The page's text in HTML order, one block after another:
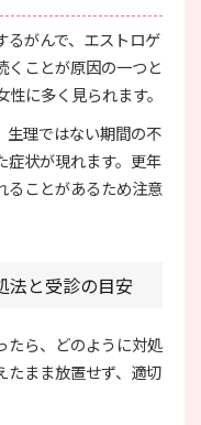
るがんで、エストロゲ
くことが原因の一つと
に多く見られます。
生理ではない期間の不
症状が現れます。更年
ることがあるため注意
法と受診の目安
たら、どのように対処
たまま放置せず、適切